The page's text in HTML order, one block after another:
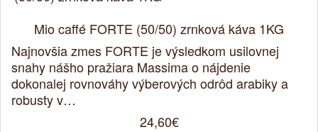
Mio caffé FORTE (50/50) zrnková káva 1KG
Najnovšia zmes FORTE je výsledkom usilovnej
snahy nášho pražiara Massima o nájdenie
dokonalej rovnováhy výberových odrôd arabiky a
robusty v…
24,60€